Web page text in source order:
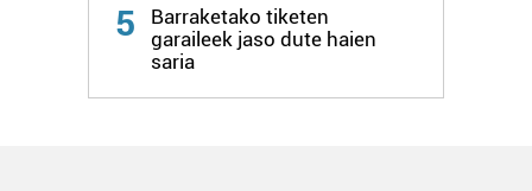
5
Barraketako tiketen
garaileek jaso dute haien
saria